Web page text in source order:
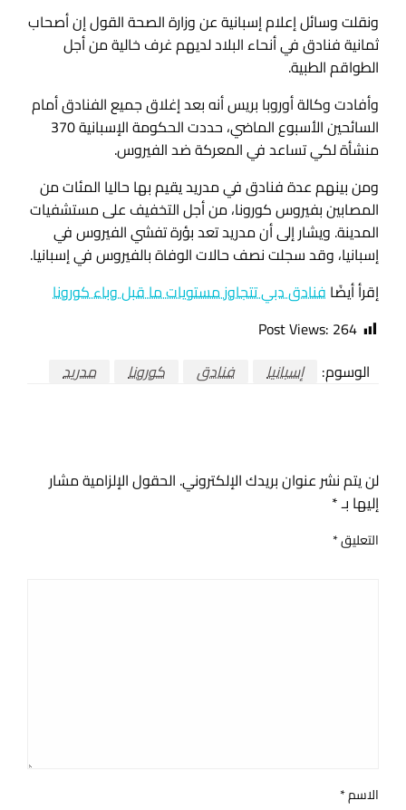
ونقلت وسائل إعلام إسبانية عن وزارة الصحة القول إن أصحاب
ثمانية فنادق في أنحاء البلاد لديهم غرف خالية من أجل
الطواقم الطبية.
وأفادت وكالة أوروبا بريس أنه بعد إغلاق جميع الفنادق أمام
السائحين الأسبوع الماضي، حددت الحكومة الإسبانية 370
منشأة لكي تساعد في المعركة ضد الفيروس.
ومن بينهم عدة فنادق في مدريد يقيم بها حاليا المئات من
المصابين بفيروس كورونا، من أجل التخفيف على مستشفيات
المدينة. ويشار إلى أن مدريد تعد بؤرة تفشي الفيروس في
إسبانيا، وقد سجلت نصف حالات الوفاة بالفيروس في إسبانيا.
إقرأ أيضًا فنادق دبي تتجاوز مستويات ما قبل وباء كورونا
Post Views: 264
الوسوم:
إسبانيا فنادق كورونا مدريد
لن يتم نشر عنوان بريدك الإلكتروني. الحقول الإلزامية مشار
إليها بـ*
التعليق*
الاسم*